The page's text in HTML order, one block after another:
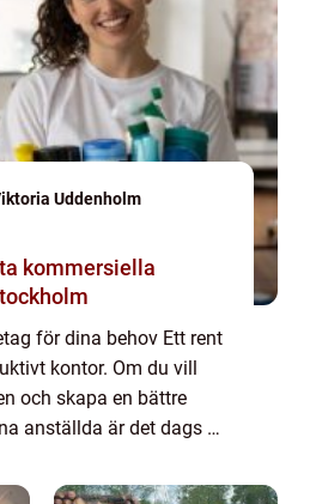
Uddenholm
kommersiella
för dina behov Ett rent
kontor. Om du vill
och skapa en bättre
anställda är det dags att
att välj...